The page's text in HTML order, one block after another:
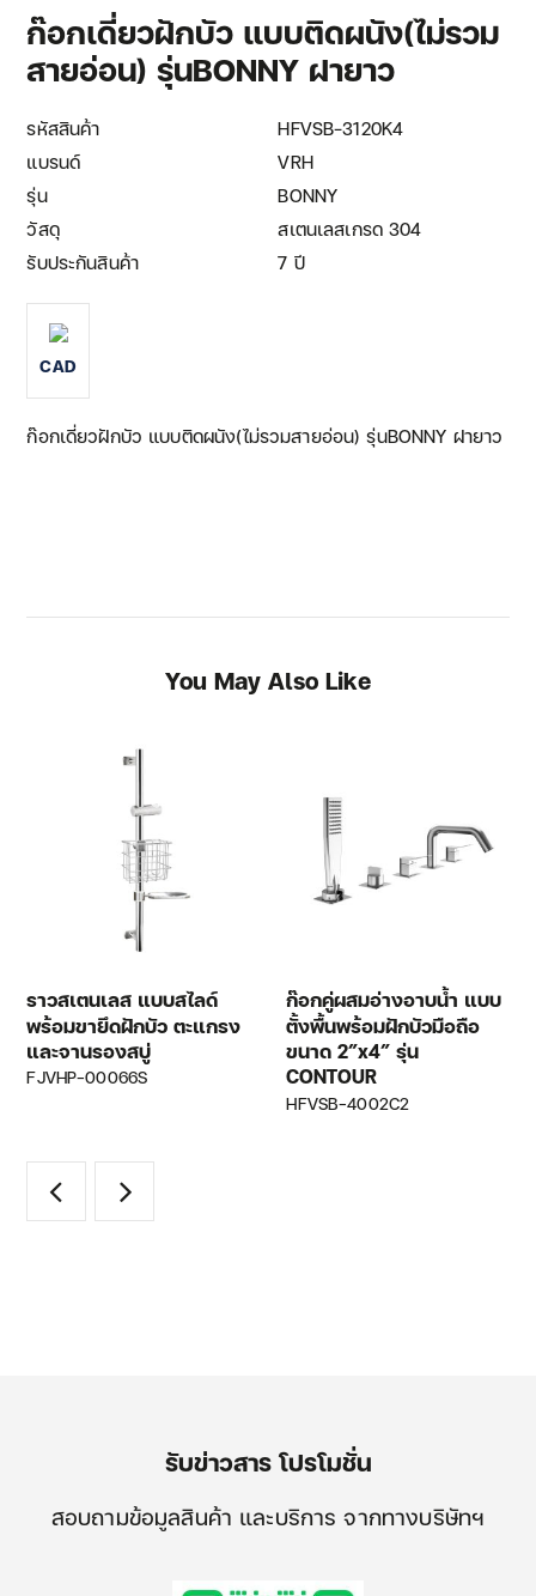
ก๊อกเดี่ยวฝักบัว แบบติดผนัง(ไม่รวม
สายอ่อน) รุ่นBONNY ฝายาว
รหัสสินค้า
HFVSB-3120K4
แบรนด์
VRH
รุ่น
BONNY
วัสดุ
สเตนเลสเกรด 304
รับประกันสินค้า
7 ปี
CAD
ก๊อกเดี่ยวฝักบัว แบบติดผนัง(ไม่รวมสายอ่อน) รุ่นBONNY ฝายาว
You May Also Like
ราวสเตนเลส แบบสไลด์
พร้อมขายึดฝักบัว ตะแกรง
และจานรองสบู่
FJVHP-00066S
ก๊อกคู่ผสมอ่างอาบน้ำ แบบ
ตั้งพื้นพร้อมฝักบัวมือถือ
ขนาด 2″x4″ รุ่น
CONTOUR
HFVSB-4002C2
รับข่าวสาร โปรโมชั่น
สอบถามข้อมูลสินค้า และบริการ จากทางบริษัทฯ